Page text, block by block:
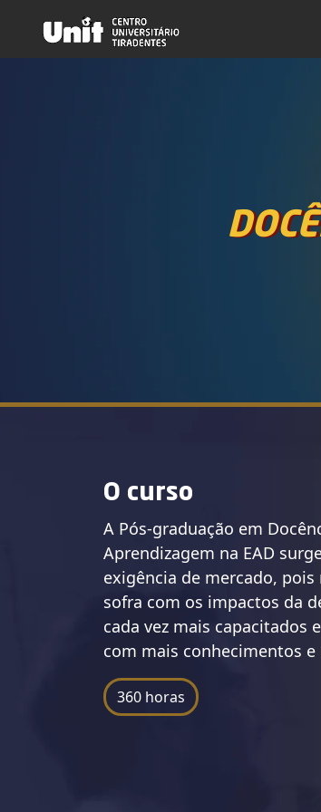
O curso
A Pós-graduação em
Aprendizagem na EAD
exigência de mercado,
sofra com os impactos da
cada vez mais capacitados
com mais conhecimentos
360 horas